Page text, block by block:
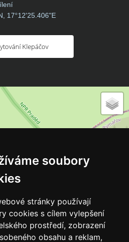
soubory
stránky používají
cookies s cílem vylepšení
prostředí, zobrazení
obsahu a reklam,
17°12'25.406"E
Klepáčov